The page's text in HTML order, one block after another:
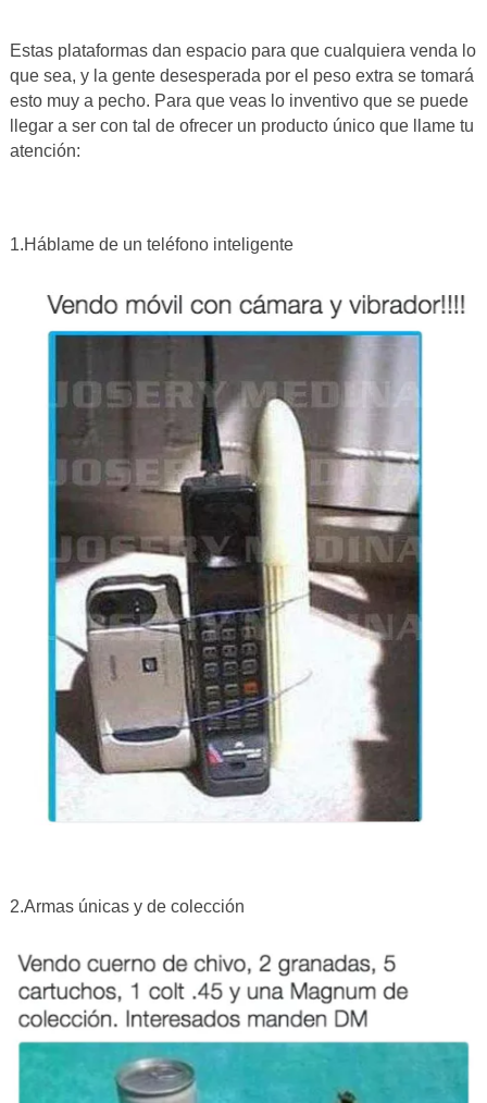
Estas plataformas dan espacio para que cualquiera venda lo
que sea, y la gente desesperada por el peso extra se tomará
esto muy a pecho. Para que veas lo inventivo que se puede
llegar a ser con tal de ofrecer un producto único que llame tu
atención:
1.Háblame de un teléfono inteligente
2.Armas únicas y de colección